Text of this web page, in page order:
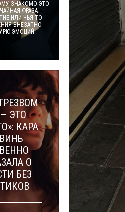
ЗНАКОМО ЭТО
ФРАЗА
ИЛИ ЧЬЯ-ТО
ВНЕЗАПНО
ЭМОЦИЙ.
ЭТО
КАРА
О
БЕЗ